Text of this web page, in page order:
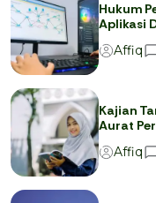
Hukum
Aplikasi
Affiq
Kajian
Aurat
Affiq